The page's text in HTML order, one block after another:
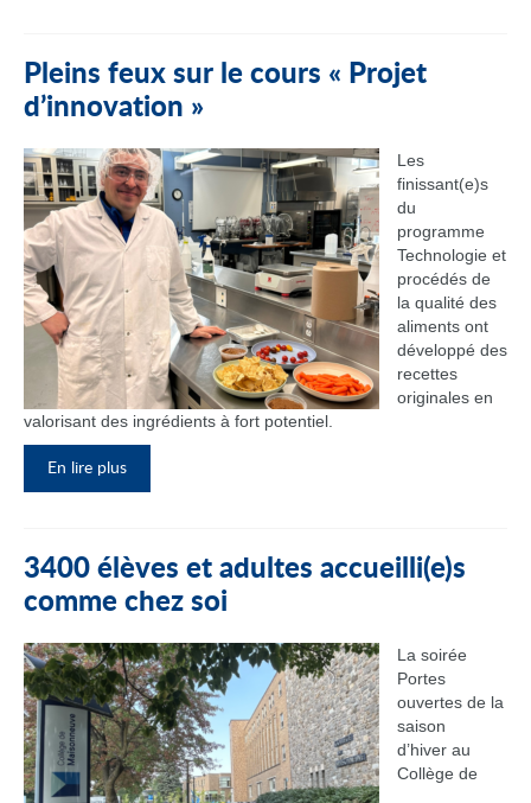
Pleins feux sur le cours « Projet
d’innovation »
Les
finissant(e)s
du
programme
Technologie et
procédés de
la qualité des
aliments ont
développé des
recettes
originales en
valorisant des ingrédients à fort potentiel.
En lire plus
3400 élèves et adultes accueilli(e)s
comme chez soi
La soirée
Portes
ouvertes de la
saison
d’hiver au
Collège de